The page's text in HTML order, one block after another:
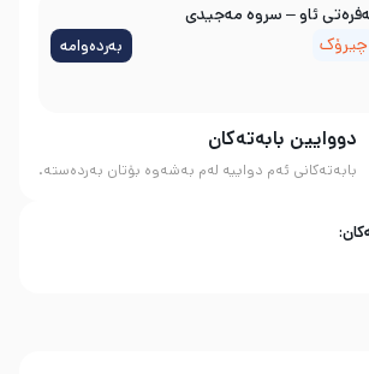
دووایین بابەتەکان
بابەتەکانی ئەم دواییە لەم بەشەوە بۆتان بەردەستە.
ئاو – سروه‌ مه‌جیدی
چیرۆک
بەردەوامە